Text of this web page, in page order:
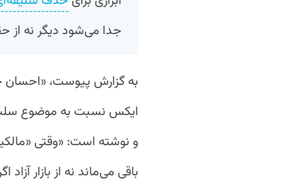
جدا می‌شود دیگر نه از
به گزارش پیوست، «احسان
ایکس نسبت به موضوع سلب
و نوشته است: «وقتی
باقی می‌ماند نه از بازار